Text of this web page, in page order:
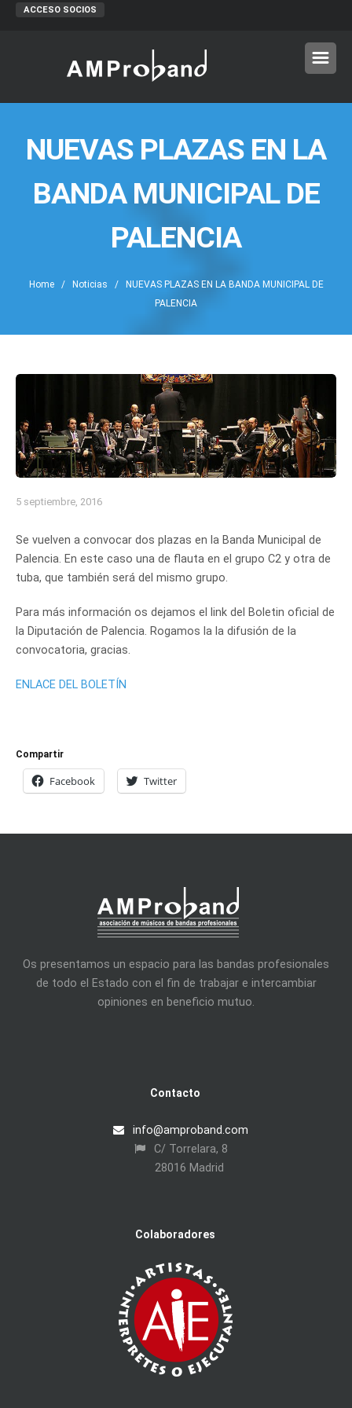
ACCESO SOCIOS
NUEVAS PLAZAS EN LA
BANDA MUNICIPAL DE
PALENCIA
Home/ Noticias / NUEVAS PLAZAS EN LA BANDA MUNICIPAL DE
PALENCIA
5 septiembre, 2016
Se vuelven a convocar dos plazas en la Banda Municipal de
Palencia. En este caso una de flauta en el grupo C2 y otra de
tuba, que también será del mismo grupo.
Para más información os dejamos el link del Boletin oficial de
la Diputación de Palencia. Rogamos la la difusión de la
convocatoria, gracias.
ENLACE DEL BOLETÍN
Compartir
Facebook Twitter
Os presentamos un espacio para las bandas profesionales
de todo el Estado con el fin de trabajar e intercambiar
opiniones en beneficio mutuo.
Contacto
info@amproband.com
C/ Torrelara, 8
28016 Madrid
Colaboradores